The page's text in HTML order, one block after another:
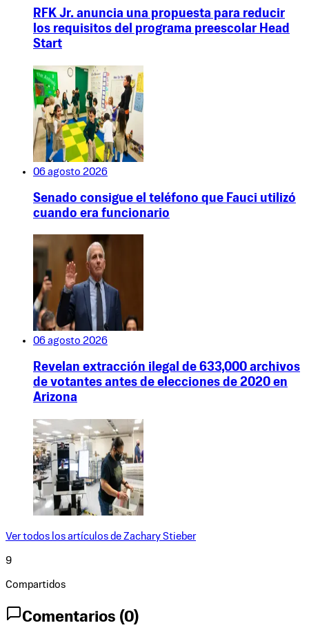
RFK Jr. anuncia una propuesta para reducir
los requisitos del programa preescolar Head
Start
06 agosto 2026
Senado consigue el teléfono que Fauci utilizó
cuando era funcionario
06 agosto 2026
Revelan extracción ilegal de 633,000 archivos
de votantes antes de elecciones de 2020 en
Arizona
Ver todos los artículos de Zachary Stieber
9
Compartidos
Comentarios (0)